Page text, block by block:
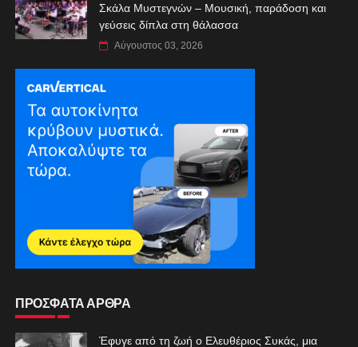
Σκάλα Μυστεγνών – Μουσική, παράδοση και
γεύσεις δίπλα στη θάλασσα
Αύγουστος 03, 2026
ΠΡΟΣΦΑΤΑ ΑΡΘΡΑ
Έφυγε από τη ζωή ο Ελευθέριος Συκάς, μια